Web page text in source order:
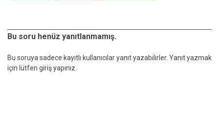
Bu soru henüz yanıtlanmamış.
Bu soruya sadece kayıtlı kullanıcılar yanıt yazabilirler. Yanıt yazmak
için lütfen giriş yapınız.